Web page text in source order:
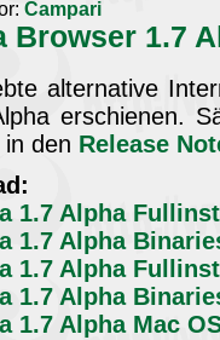
Campari
Browser 1.7
alternative
erschienen.
den Release
1.7 Alpha
1.7 Alpha
1.7 Alpha
1.7 Alpha
1.7 Alpha Mac